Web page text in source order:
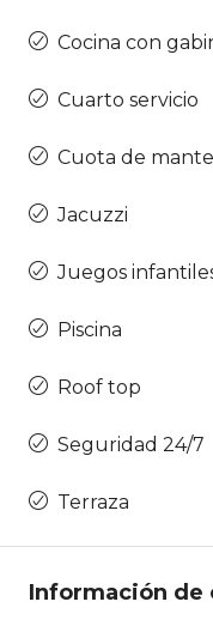
Cocina con
Cuarto servicio
Cuota de
Jacuzzi
Juegos
Piscina
Roof top
Seguridad 24/7
Terraza
Información de